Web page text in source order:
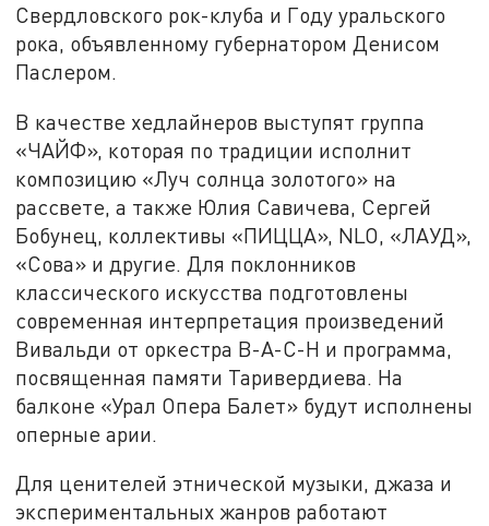
Свердловского рок-клуба и Году уральского
рока, объявленному губернатором Денисом
Паслером.
В качестве хедлайнеров выступят группа
«ЧАЙФ», которая по традиции исполнит
композицию «Луч солнца золотого» на
рассвете, а также Юлия Савичева, Сергей
Бобунец, коллективы «ПИЦЦА», NLO, «ЛАУД»,
«Сова» и другие. Для поклонников
классического искусства подготовлены
современная интерпретация произведений
Вивальди от оркестра B-A-C-H и программа,
посвященная памяти Таривердиева. На
балконе «Урал Опера Балет» будут исполнены
оперные арии.
Для ценителей этнической музыки, джаза и
экспериментальных жанров работают